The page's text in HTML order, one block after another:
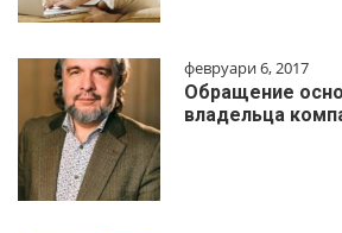
февруари 6, 2017
Обращение
владельца